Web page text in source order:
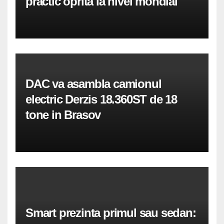
DAC va asambla camionul
electric Derzis 18.360ST de 18
tone in Brasov
Smart prezinta primul sau sedan: